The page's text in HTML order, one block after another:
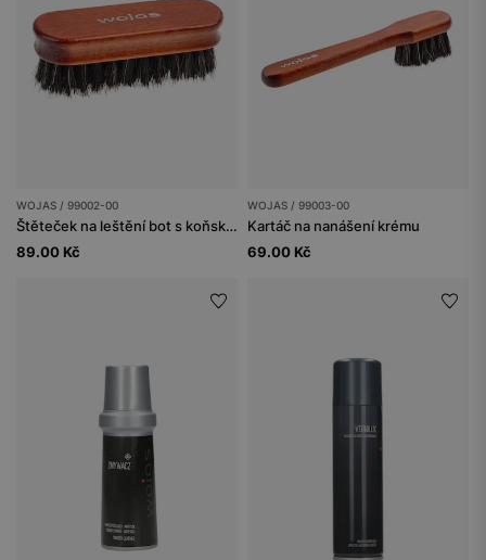
WOJAS / 99002-00
Štěteček na leštění bot s koňským vláknem
89.00 Kč
WOJAS / 99003-00
Kartáč na nanášení krému
69.00 Kč